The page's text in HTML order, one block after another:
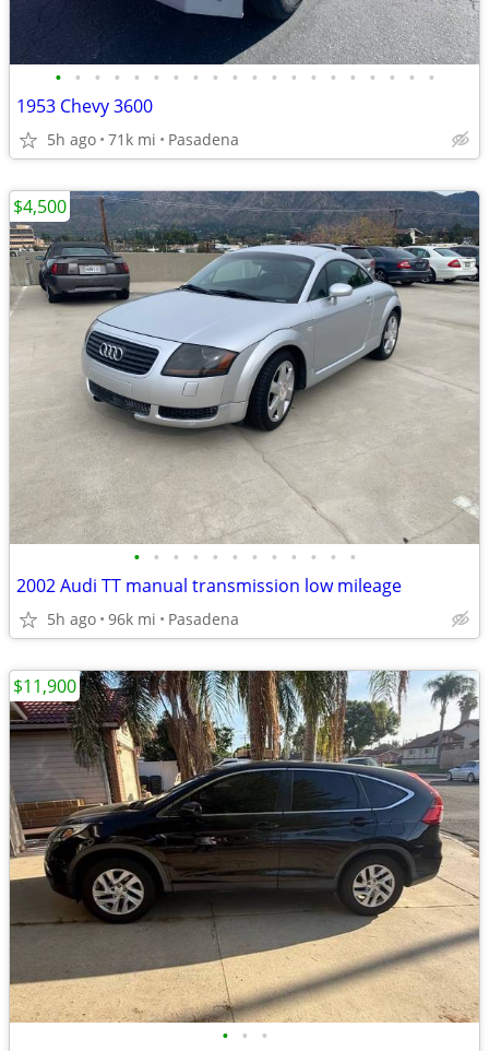
• • • • • • • • • • • • • • • • • • • •
1953 Chevy 3600
5h ago 71k mi Pasadena
• • • • • • • • • • • •
2002 Audi TT manual transmission low mileage
5h ago 96k mi Pasadena
$4,500
• • •
$11,900